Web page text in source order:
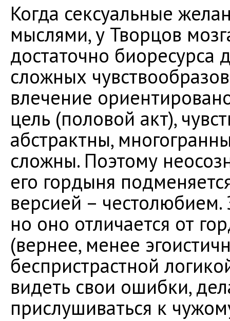
Когда сексуальные
мыслями, у Творцов
достаточно биоресурса
сложных
влечение
цель (половой акт),
абстрактны,
сложны. Поэтому
его гордыня
версией – честолюбием.
но оно отличается от
(вернее, менее
беспристрастной
видеть свои ошибки,
прислушиваться к